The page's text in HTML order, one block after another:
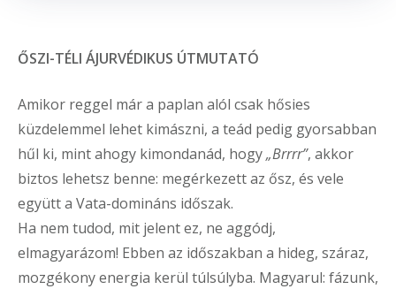
ŐSZI-TÉLI ÁJURVÉDIKUS ÚTMUTATÓ
Amikor reggel már a paplan alól csak hősies
küzdelemmel lehet kimászni, a teád pedig gyorsabban
hűl ki, mint ahogy kimondanád, hogy„Brrrr”, akkor
biztos lehetsz benne: megérkezett az ősz, és vele
együtt a Vata-domináns időszak.
Ha nem tudod, mit jelent ez, ne aggódj,
elmagyarázom! Ebben az időszakban a hideg, száraz,
mozgékony energia kerül túlsúlyba. Magyarul: fázunk,